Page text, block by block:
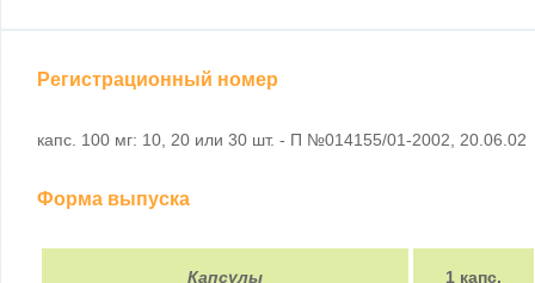
Регистрационный номер
капс. 100 мг: 10, 20 или 30 шт. - П №014155/01-2002, 20.06.02
Форма выпуска
Капсулы 1 капс.